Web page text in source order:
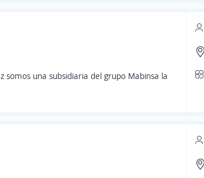
somos una subsidiaria del grupo Mabinsa la